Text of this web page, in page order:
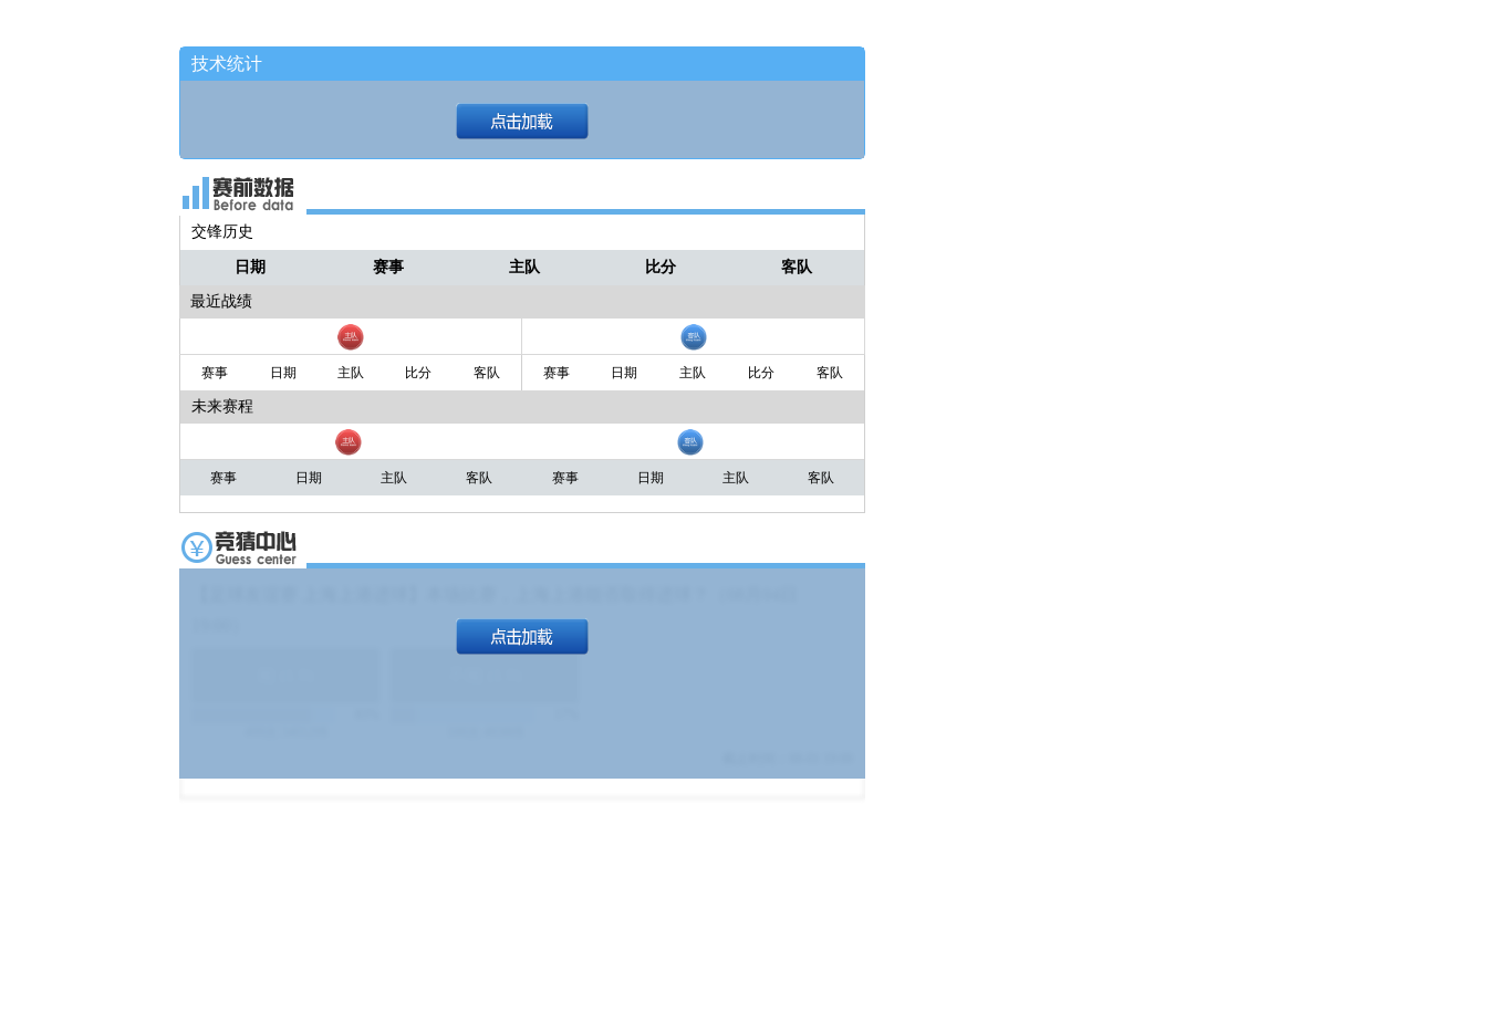
技术统计
交锋历史
日期 赛事 主队 比分 客队
最近战绩
赛事 日期 主队 比分 客队 赛事 日期 主队 比分 客队
未来赛程
赛事 日期 主队 客队 赛事 日期 主队 客队